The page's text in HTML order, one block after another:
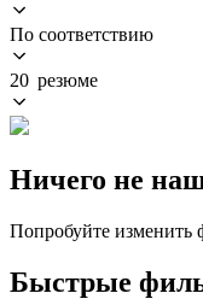
По соответствию
20 резюме
Ничего не
Попробуйте изменить
Быстрые